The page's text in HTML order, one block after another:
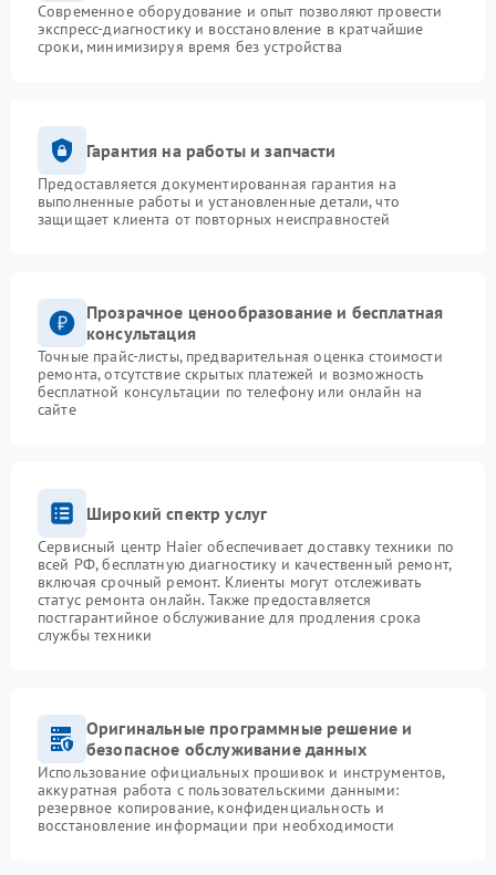
Современное оборудование и опыт позволяют провести
экспресс-диагностику и восстановление в кратчайшие
сроки, минимизируя время без устройства
Гарантия на работы и запчасти
Предоставляется документированная гарантия на
выполненные работы и установленные детали, что
защищает клиента от повторных неисправностей
Прозрачное ценообразование и бесплатная
консультация
Точные прайс-листы, предварительная оценка стоимости
ремонта, отсутствие скрытых платежей и возможность
бесплатной консультации по телефону или онлайн на
сайте
Широкий спектр услуг
Сервисный центр Haier обеспечивает доставку техники по
всей РФ, бесплатную диагностику и качественный ремонт,
включая срочный ремонт. Клиенты могут отслеживать
статус ремонта онлайн. Также предоставляется
постгарантийное обслуживание для продления срока
службы техники
Оригинальные программные решение и
безопасное обслуживание данных
Использование официальных прошивок и инструментов,
аккуратная работа с пользовательскими данными:
резервное копирование, конфиденциальность и
восстановление информации при необходимости